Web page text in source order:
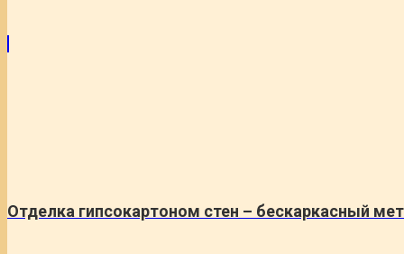
Отделка гипсокартоном стен – бескаркасный